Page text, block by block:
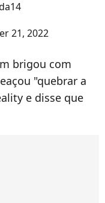
21, 2022
brigou com
"quebrar a
e disse que